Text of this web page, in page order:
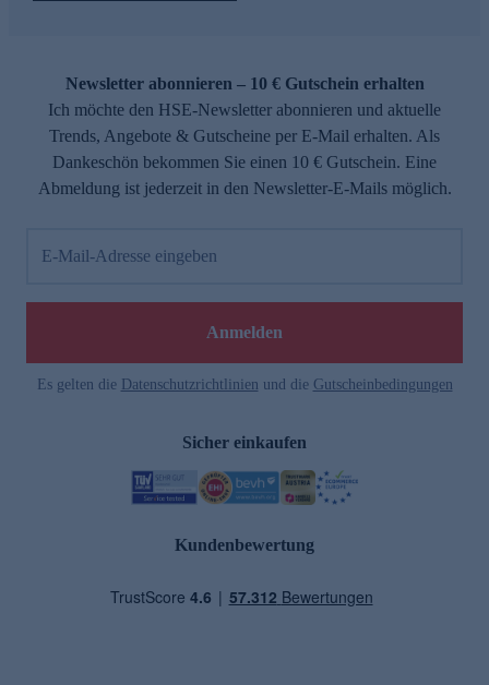
Newsletter abonnieren – 10 € Gutschein erhalten
Ich möchte den HSE-Newsletter abonnieren und aktuelle
Trends, Angebote & Gutscheine per E-Mail erhalten. Als
Dankeschön bekommen Sie einen 10 € Gutschein. Eine
Abmeldung ist jederzeit in den Newsletter-E-Mails möglich.
E-Mail-Adresse eingeben
Anmelden
Es gelten die Datenschutzrichtlinien und die Gutscheinbedingungen
Sicher einkaufen
Kundenbewertung